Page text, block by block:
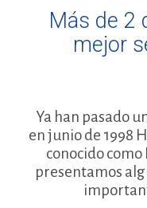
Más de 2
mejor
Ya han pasado
en junio de 1998
conocido como
presentamos